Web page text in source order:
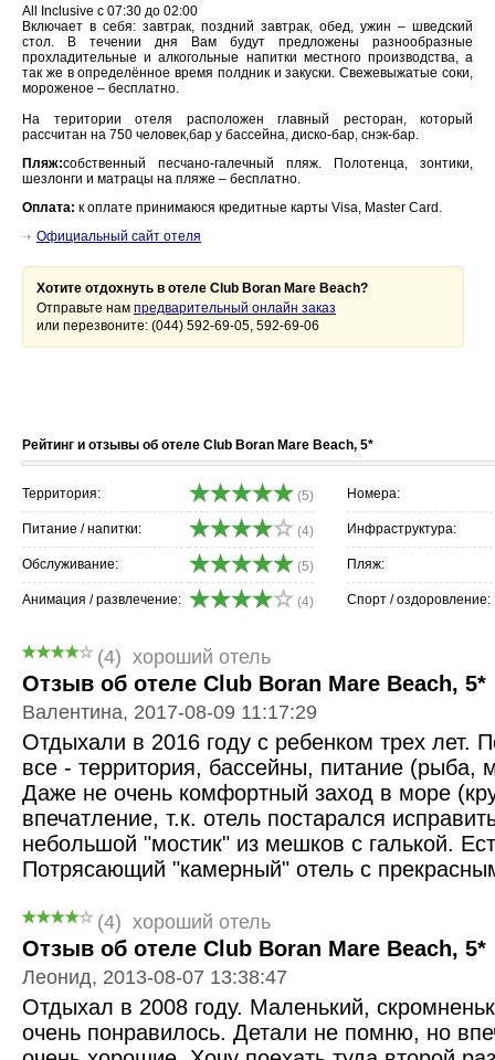
All Inclusive с 07:30 до 02:00
Включает в себя: завтрак, поздний завтрак, обед, ужин – шведский
стол. В течении дня Вам будут предложены разнообразные
прохладительные и алкогольные напитки местного производства, а
так же в определённое время полдник и закуски. Свежевыжатые соки,
мороженое – бесплатно.
На територии отеля расположен главный ресторан, который
рассчитан на 750 человек,бар у бассейна, диско-бар, снэк-бар.
Пляж:собственный песчано-галечный пляж. Полотенца, зонтики,
шезлонги и матрацы на пляже – бесплатно.
Оплата: к оплате принимаюся кредитные карты Visa, Master Card.
Официальный сайт отеля
Хотите отдохнуть в отеле Club Boran Mare Beach?
Отправьте нам предварительный онлайн заказ
или перезвоните: (044) 592-69-05, 592-69-06
Рейтинг и отзывы об отеле Club Boran Mare Beach, 5*
Территория: (5) Номера:
Питание / напитки: (4) Инфраструктура:
Обслуживание: (5) Пляж:
Анимация / развлечение: (4) Спорт / оздоровление:
(4) хороший отель
Отзыв об отеле Club Boran Mare Beach, 5*
Валентина, 2017-08-09 11:17:29
Отдыхали в 2016 году с ребенком трех лет.
все - территория, бассейны, питание (рыба,
Даже не очень комфортный заход в море
впечатление, т.к. отель постарался
небольшой "мостик" из мешков с галькой.
Потрясающий "камерный" отель с
(4) хороший отель
Отзыв об отеле Club Boran Mare Beach, 5*
Леонид, 2013-08-07 13:38:47
Отдыхал в 2008 году. Маленький,
очень понравилось. Детали не помню, но